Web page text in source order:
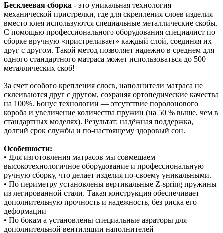
Бесклеевая сборка - это уникальная технология
механической пристрелки, где для скрепления слоев изделия
вместо клея используются специальные металлические скобы.
С помощью профессионального оборудования специалист по
сборке вручную «пристреливает» каждый слой, соединяя их
друг с другом. Такой метод позволяет надежно в среднем для
одного стандартного матраса может использоваться до 500
металлических скоб!
За счет особого крепления слоев, наполнители матраса не
склеиваются друг с другом, сохраняя ортопедические качества
на 100%. Бонус технологии — отсутствие поролонового
короба и увеличение количества пружин (на 50 % выше, чем в
стандартных моделях). Результат: надёжная поддержка,
долгий срок службы и по‑настоящему здоровый сон.
Особенности:
• Для изготовления матрасов мы совмещаем
высокотехнологичное оборудование и профессиональную
ручную сборку, что делает изделия по-своему уникальными.
• По периметру установлены вертикальные Z-spring пружины
из легированной стали. Такая конструкция обеспечивает
дополнительную прочность и надежность, без риска его
деформации
• По бокам а установлены специальные аэраторы для
дополнительной вентиляции наполнителей